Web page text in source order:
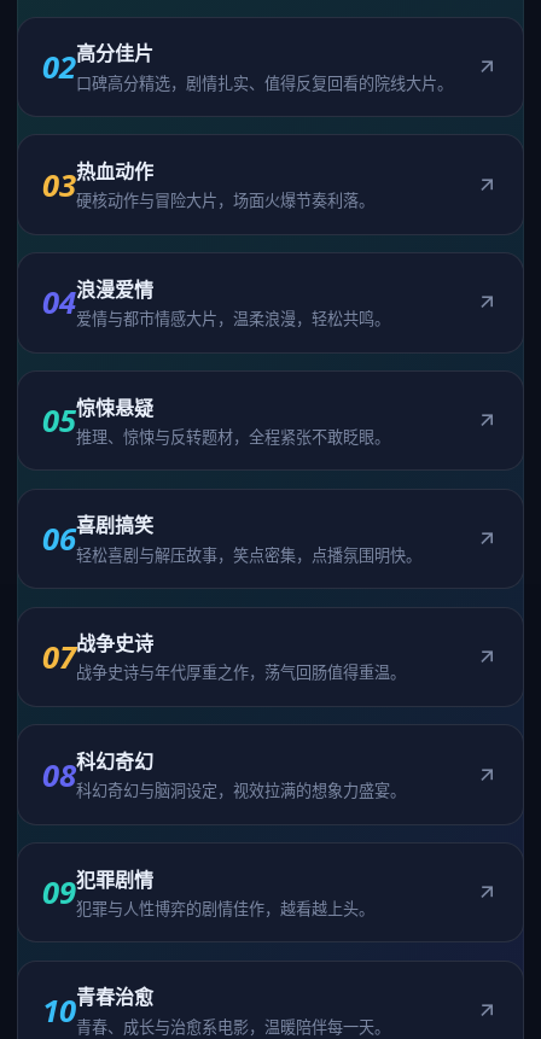
02高分佳片
口碑高分精选，剧情扎实、值得反复回看的院线大片。
03热血动作
硬核动作与冒险大片，场面火爆节奏利落。
04浪漫爱情
爱情与都市情感大片，温柔浪漫，轻松共鸣。
05惊悚悬疑
推理、惊悚与反转题材，全程紧张不敢眨眼。
06喜剧搞笑
轻松喜剧与解压故事，笑点密集，点播氛围明快。
07战争史诗
战争史诗与年代厚重之作，荡气回肠值得重温。
08科幻奇幻
科幻奇幻与脑洞设定，视效拉满的想象力盛宴。
09犯罪剧情
犯罪与人性博弈的剧情佳作，越看越上头。
10青春治愈
青春、成长与治愈系电影，温暖陪伴每一天。